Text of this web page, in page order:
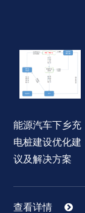
能源汽车下乡充
电桩建设优化建
议及解决方案
查看详情